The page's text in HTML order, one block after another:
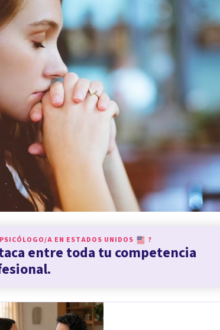
A EN ESTADOS UNIDOS ?
entre toda tu competencia